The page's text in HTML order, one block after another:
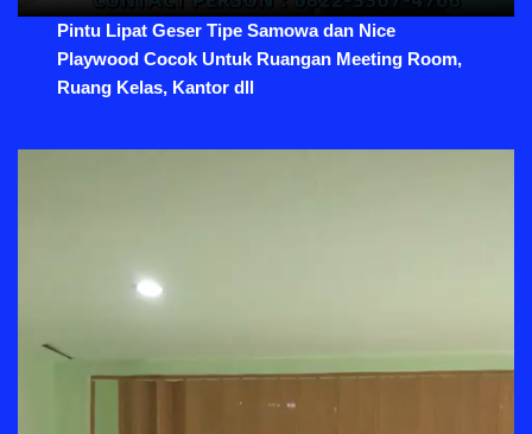
Pintu Lipat Geser Tipe Samowa dan Nice
Playwood Cocok Untuk Ruangan Meeting Room,
Ruang Kelas, Kantor dll